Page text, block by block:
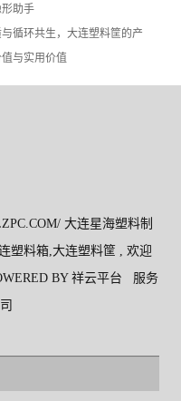
助手
与循环共生，大连塑料筐的产
与实用价值
大连星海塑料制
塑料箱, 大连塑料筐, 欢迎
BY祥云平台
服务